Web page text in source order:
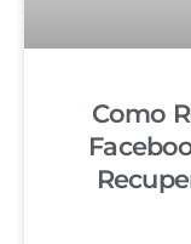
Como